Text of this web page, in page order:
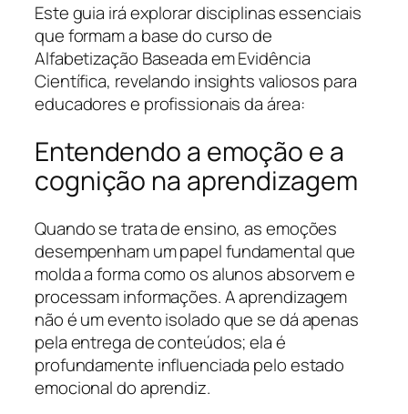
Este guia irá explorar disciplinas essenciais
que formam a base do curso de
Alfabetização Baseada em Evidência
Científica, revelando insights valiosos para
educadores e profissionais da área:
Entendendo a emoção e a
cognição na aprendizagem
Quando se trata de ensino, as emoções
desempenham um papel fundamental que
molda a forma como os alunos absorvem e
processam informações. A aprendizagem
não é um evento isolado que se dá apenas
pela entrega de conteúdos; ela é
profundamente influenciada pelo estado
emocional do aprendiz.